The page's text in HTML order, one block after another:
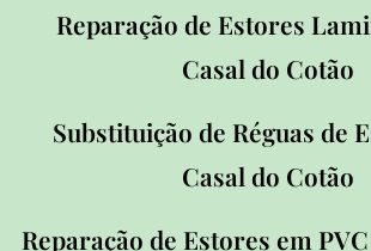
Reparação de Estores
Casal do Cotão
Substituição de Réguas de
Casal do Cotão
Reparação de Estores em